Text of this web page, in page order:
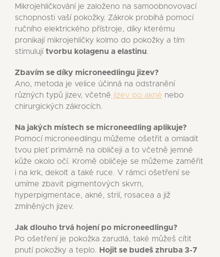
Mikrojehličkování je založeno na samoobnovovací
schopnosti vaší pokožky. Zákrok probíhá pomocí
ručního elektrického přístroje, díky kterému
pronikají mikrojehličky kolmo do pokožky a tím
stimulují tvorbu kolagenu a elastinu.
Zbavím se díky microneedlingu jizev?
Ano, metoda je velice účinná na odstranění
různých typů jizev, včetně jizev po akné nebo
chirurgických zákrocích.
Na jakých místech se microneedling aplikuje?
Pomocí microneedlingu můžeme ošetřit a omladit
tvou pleť primárně na obličeji a to včetně jemné
kůže okolo očí. Kromě obličeje se můžeme zaměřit
i na krk, dekolt a také ruce. V rámci ošetření se
umíme zbavit pigmentových skvrn,
hyperpigmentace, akné, strií, rosacea a již
zmíněných jizev.
Jak dlouho trvá hojení po microneedlingu?
Po ošetření je pokožka zarudlá, také můžeš cítit
pnutí pokožky a teplo.
Hojit se budeš zhruba 3-7